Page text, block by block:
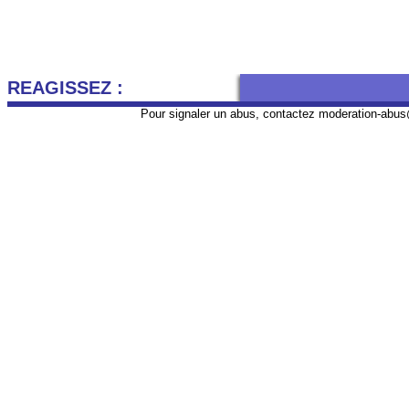
REAGISSEZ :
Pour signaler un abus, contactez moderation-